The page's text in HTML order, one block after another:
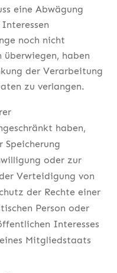
eine Abwägung
noch nicht
überwiegen, haben
der Verarbeitung
zu verlangen.
haben,
Speicherung
oder zur
Verteidigung von
der Rechte einer
Person oder
Interesses
Mitgliedstaats